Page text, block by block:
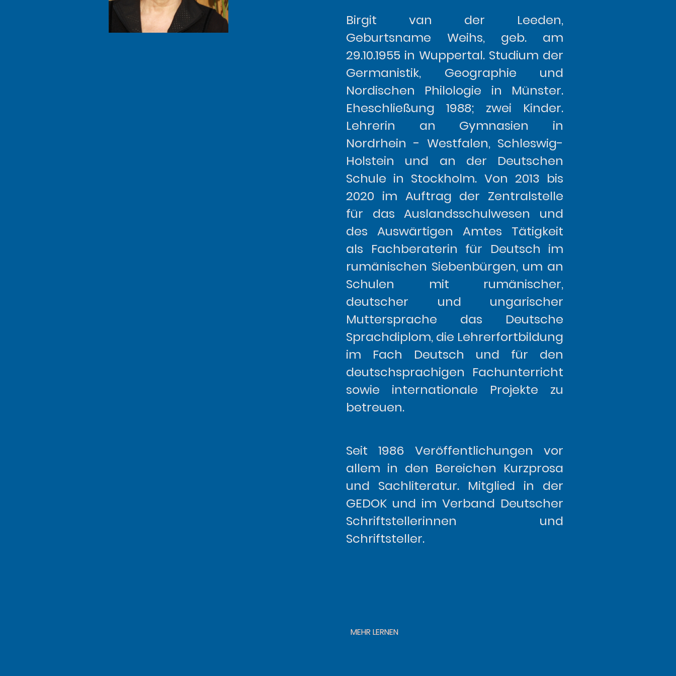
Birgit van der Leeden,
Geburtsname Weihs, geb. am
29.10.1955 in Wuppertal. Studium der
Germanistik, Geographie und
Nordischen Philologie in Münster.
Eheschließung 1988; zwei Kinder.
Lehrerin an Gymnasien in
Nordrhein - Westfalen, Schleswig-
Holstein und an der Deutschen
Schule in Stockholm. Von 2013 bis
2020 im Auftrag der Zentralstelle
für das Auslandsschulwesen und
des Auswärtigen Amtes Tätigkeit
als Fachberaterin für Deutsch im
rumänischen Siebenbürgen, um an
Schulen mit rumänischer,
deutscher und ungarischer
Muttersprache das Deutsche
Sprachdiplom, die Lehrerfortbildung
im Fach Deutsch und für den
deutschsprachigen Fachunterricht
sowie internationale Projekte zu
betreuen.
Seit 1986 Veröffentlichungen vor
allem in den Bereichen Kurzprosa
und Sachliteratur. Mitglied in der
GEDOK und im Verband Deutscher
Schriftstellerinnen und
Schriftsteller.
MEHR LERNEN